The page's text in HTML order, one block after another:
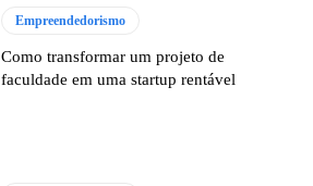
Empreendedorismo
Como transformar um projeto de
faculdade em uma startup rentável